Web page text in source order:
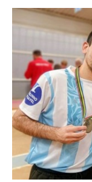
INICIO
NOTICIAS
CAD
CAD